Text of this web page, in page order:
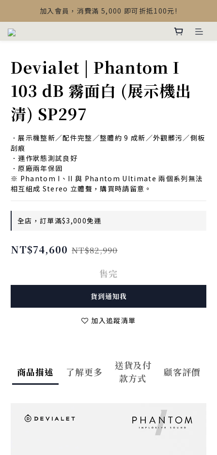
【最新公告】Devialet Mania 盒內配件調整說明
加入會員，消費滿 5,000 即可折抵100元!
【最新公告】Devialet Mania 盒內配件調整說明
Devialet | Phantom I
103 dB 霧面白 (展示機出
清) SP297
．展示機整新／配件完整／整體約 9 成新／外觀髒污／側板
刮痕
．運作狀態測試良好
．原廠兩年保固
※ Phantom I、II 與 Phantom Ultimate 兩個系列無法
相互組成 Stereo 立體聲，購買時請留意。
全店，訂單滿$3,000免運
NT$74,600 NT$82,990
售完
貨到通知我
加入追蹤清單
商品描述 了解更多
送貨及付
款方式
顧客評價